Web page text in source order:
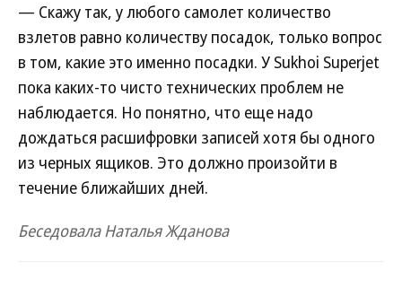
— Скажу так, у любого самолет количество
взлетов равно количеству посадок, только вопрос
в том, какие это именно посадки. У Sukhoi Superjet
пока каких-то чисто технических проблем не
наблюдается. Но понятно, что еще надо
дождаться расшифровки записей хотя бы одного
из черных ящиков. Это должно произойти в
течение ближайших дней.
Беседовала Наталья Жданова